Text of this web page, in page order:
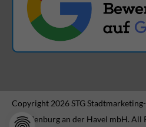
Copyright 2026 STG
Brandenburg an der Havel mbH. All